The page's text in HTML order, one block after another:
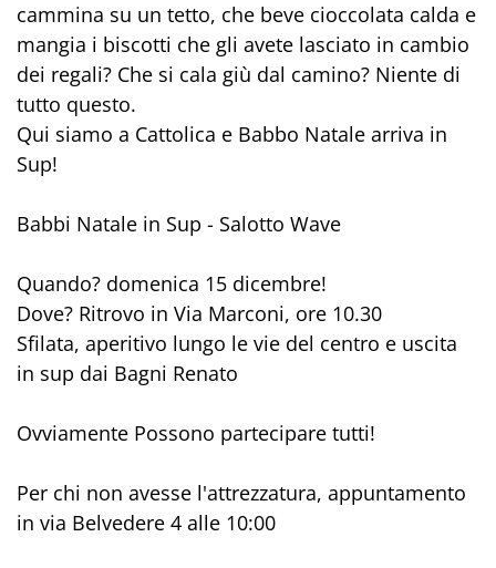
cammina su un tetto, che beve cioccolata calda e
mangia i biscotti che gli avete lasciato in cambio
dei regali? Che si cala giù dal camino? Niente di
tutto questo.
Qui siamo a Cattolica e Babbo Natale arriva in
Sup!
Babbi Natale in Sup - Salotto Wave
Quando? domenica 15 dicembre!
Dove? Ritrovo in Via Marconi, ore 10.30
Sfilata, aperitivo lungo le vie del centro e uscita
in sup dai Bagni Renato
Ovviamente Possono partecipare tutti!
Per chi non avesse l'attrezzatura, appuntamento
in via Belvedere 4 alle 10:00